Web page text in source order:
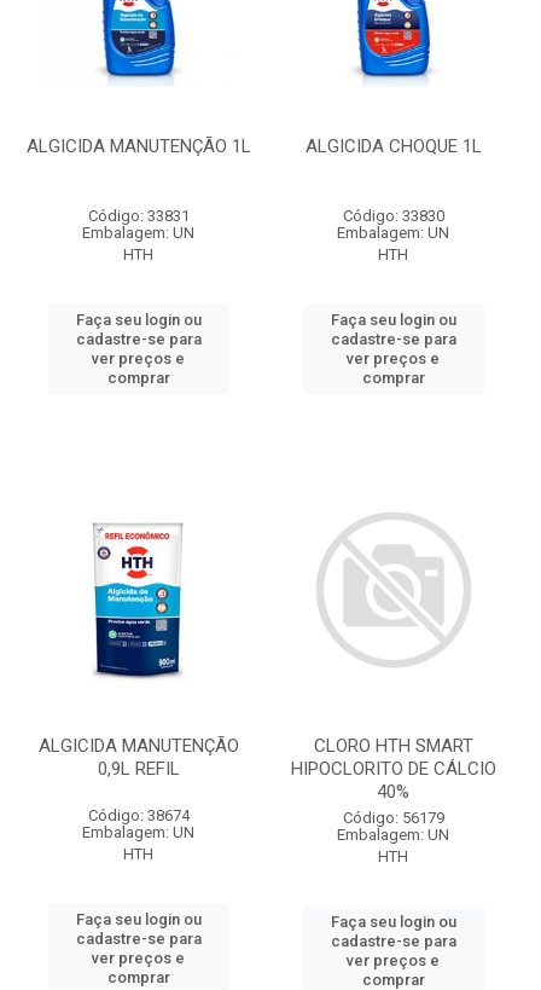
ALGICIDA MANUTENÇÃO 1L
Código: 33831
Embalagem: UN
HTH
Faça seu login ou
cadastre-se para
ver preços e
comprar
ALGICIDA CHOQUE 1L
Código: 33830
Embalagem: UN
HTH
Faça seu login ou
cadastre-se para
ver preços e
comprar
ALGICIDA MANUTENÇÃO
0,9L REFIL
Código: 38674
Embalagem: UN
HTH
Faça seu login ou
cadastre-se para
ver preços e
comprar
CLORO HTH SMART
HIPOCLORITO DE CÁLCIO
40%
Código: 56179
Embalagem: UN
HTH
Faça seu login ou
cadastre-se para
ver preços e
comprar